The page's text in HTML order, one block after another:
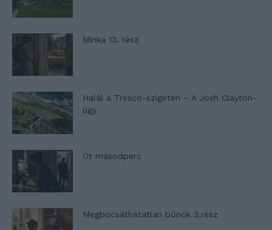
Minka 13. rész
Halál a Tresco-szigeten – A Josh Clayton-
ügy
Öt másodperc
Megbocsáthatatlan bűnök 3.rész